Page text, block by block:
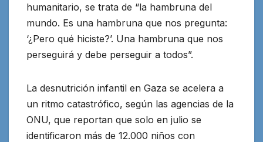
humanitario, se trata de “la hambruna del
mundo. Es una hambruna que nos pregunta:
‘¿Pero qué hiciste?’. Una hambruna que nos
perseguirá y debe perseguir a todos”.
La desnutrición infantil en Gaza se acelera a
un ritmo catastrófico, según las agencias de la
ONU, que reportan que solo en julio se
identificaron más de 12.000 niños con